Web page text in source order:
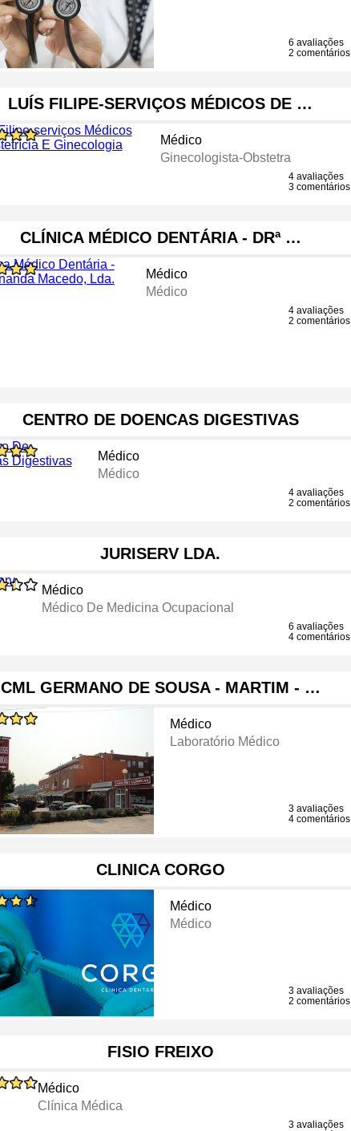
6 avaliações
2 comentários
LUÍS FILIPE-SERVIÇOS MÉDICOS DE …
Médico
Ginecologista-Obstetra
4 avaliações
3 comentários
CLÍNICA MÉDICO DENTÁRIA - DRª …
Médico
Médico
4 avaliações
2 comentários
CENTRO DE DOENCAS DIGESTIVAS
Médico
Médico
4 avaliações
2 comentários
JURISERV LDA.
Médico
Médico De Medicina Ocupacional
6 avaliações
4 comentários
CML GERMANO DE SOUSA - MARTIM - …
Médico
Laboratório Médico
3 avaliações
4 comentários
CLINICA CORGO
Médico
Médico
3 avaliações
2 comentários
FISIO FREIXO
Médico
Clínica Médica
3 avaliações